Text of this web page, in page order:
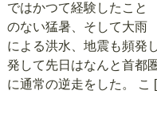
ではかつて経験したこと
のない猛暑、そして大雨
による洪水、地震も頻発
発して先日はなんと首都
に通常の逆走をした。 こ